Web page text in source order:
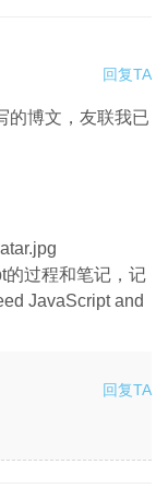
回复TA
的博文，友联我已
的过程和笔记，记
JavaScript and
回复TA